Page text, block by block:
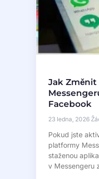
Jak
Facebook
23 ledna, 2026
Pokud jste
platformy
staženou
v Messengeru